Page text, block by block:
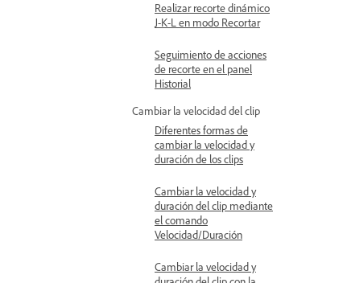
Realizar recorte dinámico
J-K-L en modo Recortar
Seguimiento de acciones
de recorte en el panel
Historial
Cambiar la velocidad del clip
Diferentes formas de
cambiar la velocidad y
duración de los clips
Cambiar la velocidad y
duración del clip mediante
el comando
Velocidad/Duración
Cambiar la velocidad y